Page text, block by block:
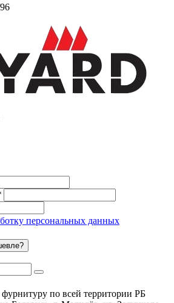
персональных данных
фурнитуру по всей территории РБ